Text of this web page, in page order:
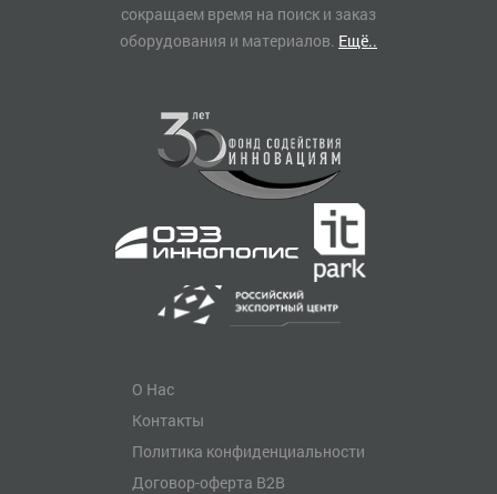
сокращаем время на поиск и заказ
оборудования и материалов. Ещё..
О Нас
Контакты
Политика конфиденциальности
Договор-оферта B2B